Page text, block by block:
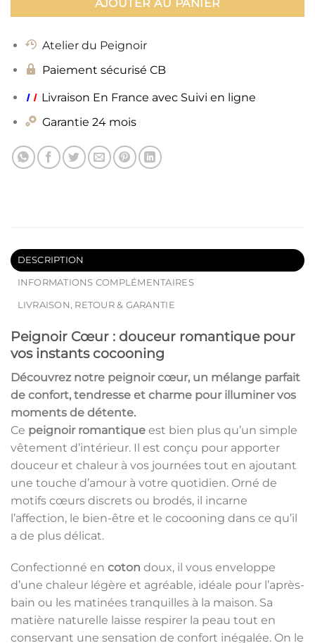
AJOUTER AU PANIER
Atelier du Peignoir
Paiement sécurisé CB
ı ı Livraison En France avec Suivi en ligne
Garantie 24 mois
DESCRIPTION
INFORMATIONS COMPLÉMENTAIRES
LIVRAISON, RETOUR & GARANTIE
Peignoir Cœur : douceur romantique pour
vos instants cocooning
Découvrez notre peignoir cœur, un mélange parfait
de confort, tendresse et charme pour illuminer vos
moments de détente.
Ce peignoir romantique est bien plus qu’un simple
vêtement d’intérieur. Il est conçu pour apporter
douceur et chaleur à vos journées tout en ajoutant
une touche d’amour à votre quotidien. Orné de
motifs cœurs discrets ou brodés, il incarne
l’affection, le bien-être et le cocooning dans ce qu’il
a de plus délicat.
Confectionné en coton doux, il vous enveloppe
d’une chaleur légère et agréable, idéale pour l’après-
bain ou les matinées tranquilles à la maison. Sa
matière naturelle laisse respirer la peau tout en
conservant une sensation de confort inégalée. On le